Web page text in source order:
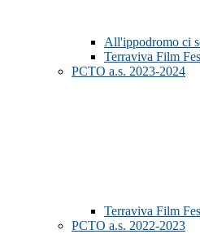
All'ippodromo ci
Terraviva Film
PCTO a.s. 2023-2024
Terraviva Film
PCTO a.s. 2022-2023